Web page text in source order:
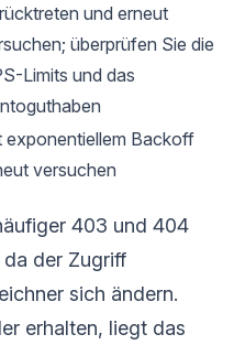
und erneut
überprüfen Sie die
Limits und das
exponentiellem Backoff
versuchen
403 und 404
der Zugriff
sich ändern.
erhalten, liegt das